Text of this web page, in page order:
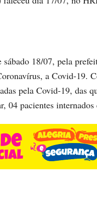
18/07, pela
a Covid-19.
pela Covid-19, das
04 pacientes internados